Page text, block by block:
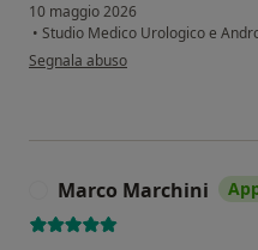
10 maggio 2026
• Studio Medico Urologico e
secondo l'opinione dell'utente
Segnala abuso
Marco Marchini